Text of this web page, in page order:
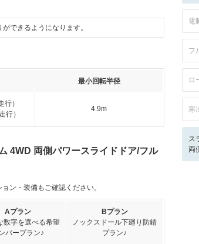
できるようになります。
最小回転半径
）
行）
4.9m
4WD 両側パワースライドドア/フル
ン・装備もご確認ください。
Aプラン
数字を選べる希望
バープラン♪
Bプラン
ノックスドール下廻り防錆
プラン♪
電
フ
ロ
寒
ス
両